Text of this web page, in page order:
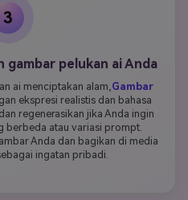
3
gambar pelukan ai Anda
ai menciptakan alam,Gambar
ekspresi realistis dan bahasa
regenerasikan jika Anda ingin
berbeda atau variasi prompt.
Anda dan bagikan di media
ingatan pribadi.